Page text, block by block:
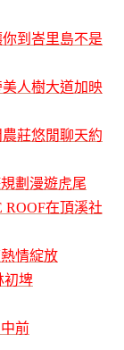
到峇里島不是
人樹大道加映
莊悠閒聊天約
劃漫遊虎尾
在頂溪社
情綻放
初埤
前